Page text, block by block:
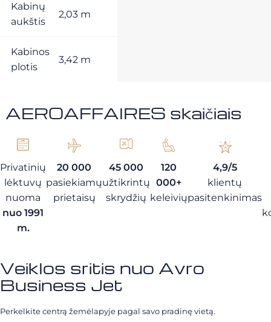
Kabinų
aukštis
2,03 m
Kabinos
plotis
3,42 m
AEROAFFAIRES skaičiais
Privatinių
lėktuvų
nuoma
nuo 1991
m.
20 000
pasiekiamų
prietaisų
45 000
užtikrintų
skrydžių
120
000+
keleivių
4,9/5
klientų
pasitenkinimas
Veiklos sritis nuo Avro
Business Jet
Perkelkite centrą žemėlapyje pagal savo pradinę vietą.